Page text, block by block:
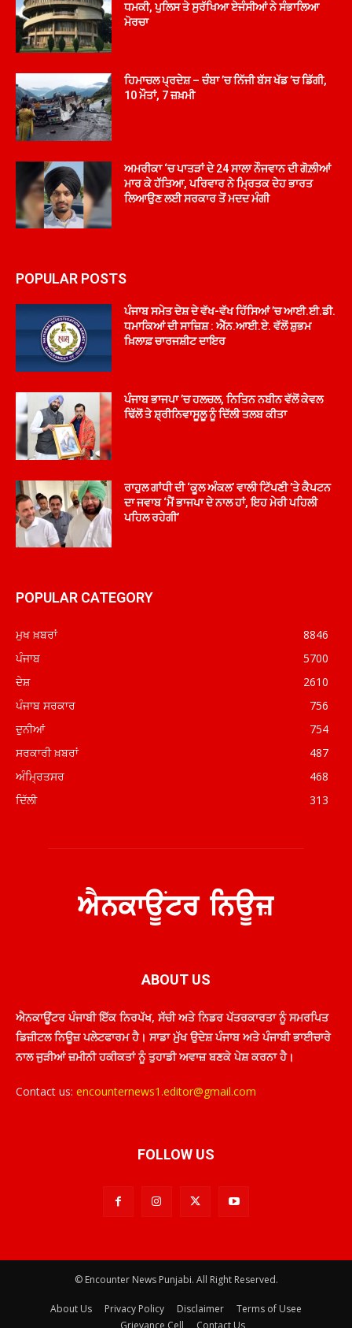
ਧਮਕੀ, ਪੁਲਿਸ ਤੇ ਸੁਰੱਖਿਆ ਏਜੰਸੀਆਂ ਨੇ ਸੰਭਾਲਿਆ
ਮੋਰਚਾ
ਹਿਮਾਚਲ ਪ੍ਰਦੇਸ਼ – ਚੰਬਾ ’ਚ ਨਿੱਜੀ ਬੱਸ ਖੱਡ ’ਚ ਡਿੱਗੀ,
10 ਮੌਤਾਂ, 7 ਜ਼ਖ਼ਮੀ
ਅਮਰੀਕਾ ‘ਚ ਪਾਤੜਾਂ ਦੇ 24 ਸਾਲਾ ਨੌਜਵਾਨ ਦੀ ਗੋਲ਼ੀਆਂ
ਮਾਰ ਕੇ ਹੱਤਿਆ, ਪਰਿਵਾਰ ਨੇ ਮ੍ਰਿਤਕ ਦੇਹ ਭਾਰਤ
ਲਿਆਉਣ ਲਈ ਸਰਕਾਰ ਤੋਂ ਮਦਦ ਮੰਗੀ
POPULAR POSTS
ਪੰਜਾਬ ਸਮੇਤ ਦੇਸ਼ ਦੇ ਵੱਖ-ਵੱਖ ਹਿੱਸਿਆਂ ’ਚ ਆਈ.ਈ.ਡੀ.
ਧਮਾਕਿਆਂ ਦੀ ਸਾਜ਼ਿਸ਼ : ਐੱਨ.ਆਈ.ਏ. ਵੱਲੋਂ ਸ਼ੁਭਮ
ਖ਼ਿਲਾਫ਼ ਚਾਰਜਸ਼ੀਟ ਦਾਇਰ
ਪੰਜਾਬ ਭਾਜਪਾ ’ਚ ਹਲਚਲ, ਨਿਤਿਨ ਨਬੀਨ ਵੱਲੋਂ ਕੇਵਲ
ਢਿੱਲੋਂ ਤੇ ਸ਼੍ਰੀਨਿਵਾਸੂਲੂ ਨੂੰ ਦਿੱਲੀ ਤਲਬ ਕੀਤਾ
ਰਾਹੁਲ ਗਾਂਧੀ ਦੀ ‘ਕੂਲ ਅੰਕਲ’ ਵਾਲੀ ਟਿੱਪਣੀ ’ਤੇ ਕੈਪਟਨ
ਦਾ ਜਵਾਬ ‘ਮੈਂ ਭਾਜਪਾ ਦੇ ਨਾਲ ਹਾਂ, ਇਹ ਮੇਰੀ ਪਹਿਲੀ
ਪਹਿਲ ਰਹੇਗੀ’
POPULAR CATEGORY
ਮੁਖ ਖ਼ਬਰਾਂ
8846
ਪੰਜਾਬ
5700
ਦੇਸ਼
2610
ਪੰਜਾਬ ਸਰਕਾਰ
756
ਦੁਨੀਆਂ
754
ਸਰਕਾਰੀ ਖ਼ਬਰਾਂ
487
ਅੰਮ੍ਰਿਤਸਰ
468
ਦਿੱਲੀ
313
ABOUT US
ਐਨਕਾਊਂਟਰ ਪੰਜਾਬੀ ਇੱਕ ਨਿਰਪੱਖ, ਸੱਚੀ ਅਤੇ ਨਿਡਰ ਪੱਤਰਕਾਰਤਾ ਨੂੰ ਸਮਰਪਿਤ
ਡਿਜ਼ੀਟਲ ਨਿਊਜ਼ ਪਲੇਟਫਾਰਮ ਹੈ। ਸਾਡਾ ਮੁੱਖ ਉਦੇਸ਼ ਪੰਜਾਬ ਅਤੇ ਪੰਜਾਬੀ ਭਾਈਚਾਰੇ
ਨਾਲ ਜੁੜੀਆਂ ਜ਼ਮੀਨੀ ਹਕੀਕਤਾਂ ਨੂੰ ਤੁਹਾਡੀ ਅਵਾਜ਼ ਬਣਕੇ ਪੇਸ਼ ਕਰਨਾ ਹੈ।
Contact us: encounternews1.editor@gmail.com
FOLLOW US
© Encounter News Punjabi. All Right Reserved.
About Us Privacy Policy Disclaimer
Terms of Usee
Grievance Cell
Contact Us